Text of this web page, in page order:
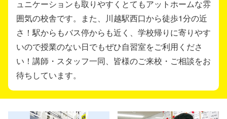
ュニケーションも取りやすくとてもアットホームな雰
囲気の校舎です。また、川越駅西口から徒歩1分の近
さ！駅からもバス停からも近く、学校帰りに寄りやす
いので授業のない日でもぜひ自習室をご利用くださ
い！講師・スタッフ一同、皆様のご来校・ご相談をお
待ちしています。